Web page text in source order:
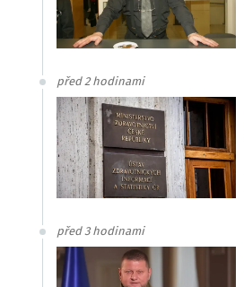
před 2 hodinami
před 3 hodinami